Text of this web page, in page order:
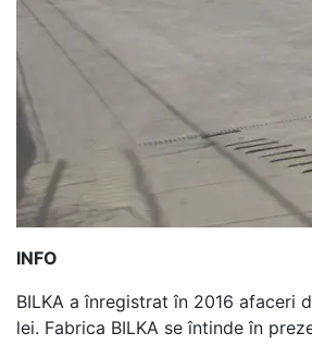
INFO
BILKA a înregistrat în 2016 afaceri
lei. Fabrica BILKA se întinde în